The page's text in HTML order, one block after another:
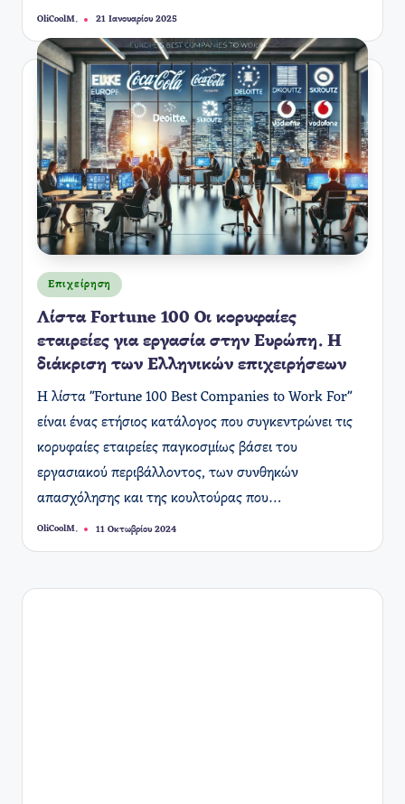
Συγγραφέας:
OliCoolM. 21 Ιανουαρίου 2025
Αναρτήθηκε
Επιχείρηση
Λίστα Fortune 100 Οι κορυφαίες
εταιρείες για εργασία στην Ευρώπη. Η
διάκριση των Ελληνικών επιχειρήσεων
Η λίστα "Fortune 100 Best Companies to Work For"
είναι ένας ετήσιος κατάλογος που συγκεντρώνει τις
κορυφαίες εταιρείες παγκοσμίως βάσει του
εργασιακού περιβάλλοντος, των συνθηκών
απασχόλησης και της κουλτούρας που…
Συγγραφέας:
OliCoolM. 11 Οκτωβρίου 2024